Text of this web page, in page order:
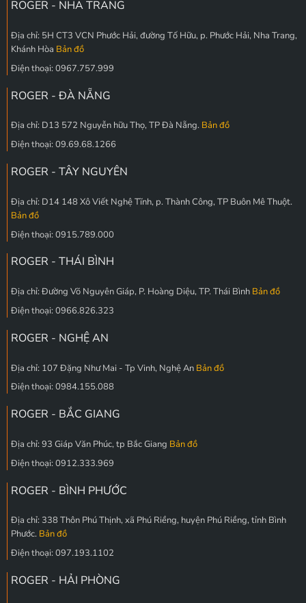
ROGER - NHA TRANG
Địa chỉ: 5H CT3 VCN Phước Hải, đường Tố Hữu, p. Phước Hải, Nha Trang,
Khánh Hòa Bản đồ
Điện thoại: 0967.757.999
ROGER - ĐÀ NẴNG
Địa chỉ: D13 572 Nguyễn hữu Thọ, TP Đà Nẵng. Bản đồ
Điện thoại: 09.69.68.1266
ROGER - TÂY NGUYÊN
Địa chỉ: D14 148 Xô Viết Nghệ Tĩnh, p. Thành Công, TP Buôn Mê Thuột.
Bản đồ
Điện thoại: 0915.789.000
ROGER - THÁI BÌNH
Địa chỉ: Đường Võ Nguyên Giáp, P. Hoàng Diệu, TP. Thái Bình Bản đồ
Điện thoại: 0966.826.323
ROGER - NGHỆ AN
Địa chỉ: 107 Đặng Như Mai - Tp Vinh, Nghệ An Bản đồ
Điện thoại: 0984.155.088
ROGER - BẮC GIANG
Địa chỉ: 93 Giáp Văn Phúc, tp Bắc Giang Bản đồ
Điện thoại: 0912.333.969
ROGER - BÌNH PHƯỚC
Địa chỉ: 338 Thôn Phú Thịnh, xã Phú Riềng, huyện Phú Riềng, tỉnh Bình
Phước. Bản đồ
Điện thoại: 097.193.1102
ROGER - HẢI PHÒNG